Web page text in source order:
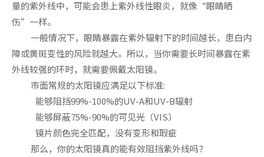
量的紫外线中，可能会患上紫外线性眼炎，就像“眼睛晒
伤”一样。
一般情况下，眼睛暴露在紫外辐射下的时间越长，患白内
障或黄斑变性的风险就越大。所以，当你需要长时间暴露在紫
外线较强的环时，就需要佩戴太阳镜。
市面常规的太阳镜应满足以下标准:
能够阻挡99%-100%的UV-A和UV-B辐射
能够屏蔽75%-90%的可见光（VIS）
镜片颜色完全匹配，没有变形和瑕疵
那么，你的太阳镜真的能有效阻挡紫外线吗？